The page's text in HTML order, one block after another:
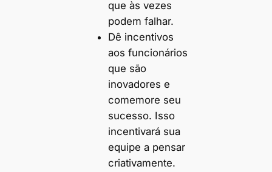
que às vezes
podem falhar.
Dê incentivos
aos funcionários
que são
inovadores e
comemore seu
sucesso. Isso
incentivará sua
equipe a pensar
criativamente.